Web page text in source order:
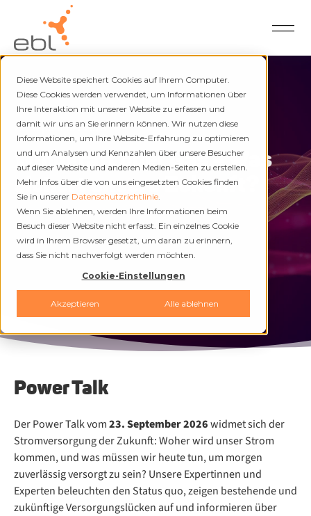
Diese Website speichert Cookies auf Ihrem Computer.
Diese Cookies werden verwendet, um Informationen über
Ihre Interaktion mit unserer Website zu erfassen und
damit wir uns an Sie erinnern können. Wir nutzen diese
Informationen, um Ihre Website-Erfahrung zu optimieren
und um Analysen und Kennzahlen über unsere Besucher
auf dieser Website und anderen Medien-Seiten zu erstellen.
Mehr Infos über die von uns eingesetzten Cookies finden
Sie in unserer Datenschutzrichtlinie.
Wenn Sie ablehnen, werden Ihre Informationen beim
Besuch dieser Website nicht erfasst. Ein einzelnes Cookie
wird in Ihrem Browser gesetzt, um daran zu erinnern,
dass Sie nicht nachverfolgt werden möchten.
Cookie-Einstellungen
Akzeptieren Alle ablehnen
23. September 2026
Windkraft oder Gas – Was
sichert unsere Zukunft?
Power Talk
Der Power Talk vom23. September 2026widmet sich der
Stromversorgung der Zukunft: Woher wird unser Strom
kommen, und was müssen wir heute tun, um morgen
zuverlässig versorgt zu sein? Unsere Expertinnen und
Experten beleuchten den Status quo, zeigen bestehende und
zukünftige Versorgungslücken auf und informieren über